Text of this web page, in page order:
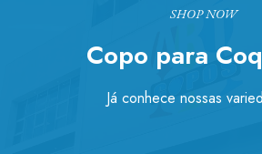
SHOP NOW
Copo para
Já conhece nossas